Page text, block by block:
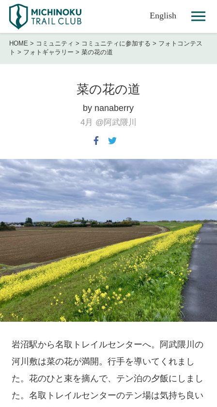
English
HOME > コミュニティ > コミュニティに参加する > フォトコンテス
ト > フォトギャラリー >菜の花の道
菜の花の道
by nanaberry
4月 @阿武隈川
岩沼駅から名取トレイルセンターへ。阿武隈川の
河川敷は菜の花が満開。行手を導いてくれまし
た。花のひと束を摘んで、テン泊の夕飯にしまし
た。名取トレイルセンターのテン場は気持ち良い